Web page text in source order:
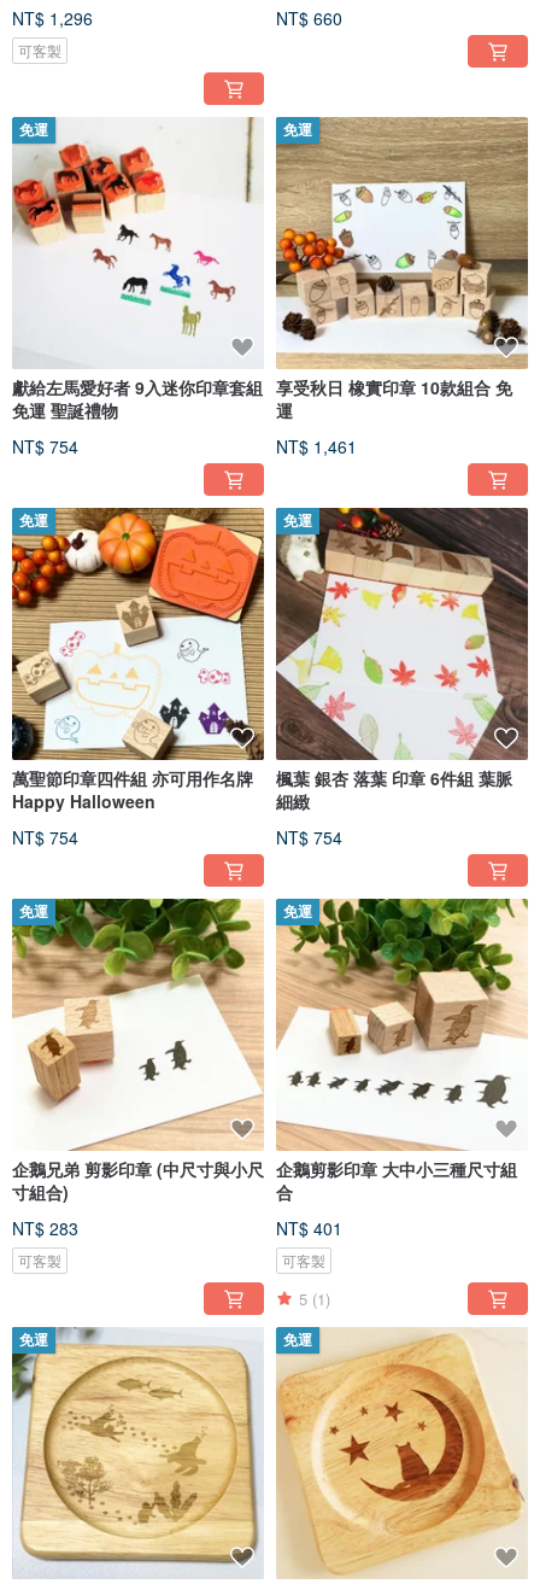
NT$ 1,296
可客製
NT$ 660
免運
獻給左馬愛好者 9入迷你印章套組
免運 聖誕禮物
NT$ 754
免運
享受秋日 橡實印章 10款組合 免
運
NT$ 1,461
免運
萬聖節印章四件組 亦可用作名牌
Happy Halloween
NT$ 754
免運
楓葉 銀杏 落葉 印章 6件組 葉脈
細緻
NT$ 754
免運
企鵝兄弟 剪影印章 (中尺寸與小尺
寸組合)
NT$ 283
可客製
免運
企鵝剪影印章 大中小三種尺寸組
合
NT$ 401
可客製
5 (1)
免運 免運